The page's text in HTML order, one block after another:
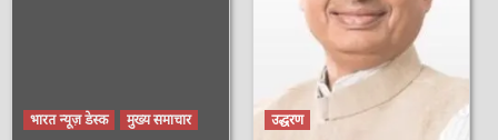
भारत न्यूज़ डेस्क मुख्य समाचार उद्धरण